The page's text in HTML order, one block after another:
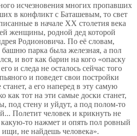
исчезновения многих пропавших
в конфликт с Баташевым, то свет
в начале ХХ столетия века
женщины, родной дед которой
Родионовича. По её словам,
парка была железная, а пол
и вот как барин на кого «опаску
и следа не осталось сейчас того
и поведет свои постройки
а его наперед в эту самую
как тот на эти самые доски станет,
под стену и уйдут, а под полом-то
Полетит человек и крикнуть не
какую-то нажмет и опять пол ровный
не найдешь человека».